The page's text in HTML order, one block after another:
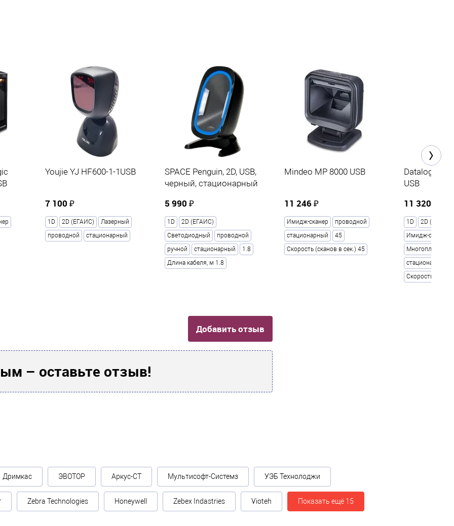
ручной / проводной
штрих-коды
Youjie YJ HF600-1-1USB
7 100 ₽
1D 2D (ЕГАИС)
Лазерный
проводной
стационарный
SPACE Penguin, 2D, USB,
черный, стационарный
5 990 ₽
1D
2D (ЕГАИС)
Светодиодный
проводной
ручной
стационарный
1.8
Длина кабеля, м 1.8
Mindeo MP 8000 USB
11 246 ₽
Имидж-сканер
проводной
стационарный
45
Скорость (сканов в сек.) 45
Datalogic
USB
11 320 ₽
1D
2D (ЕГАИС)
Имидж-сканер
стационарный
Скорость
Добавить отзыв
– оставьте отзыв!
Дримкас ЭВОТОР Аркус-СТ Мультисофт-Системз УЭБ Технолоджи
Zebra Technologies Honeywell Zebex Indastries Vioteh Показать ещё 15